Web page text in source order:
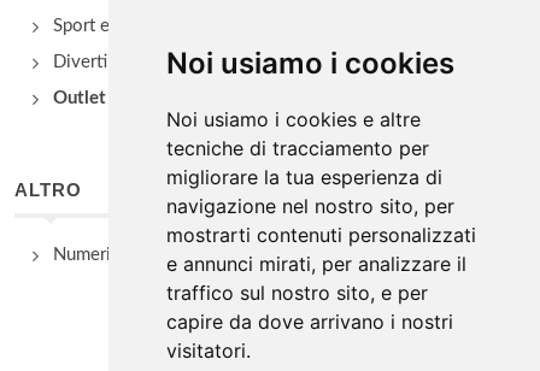
Noi usiamo i cookies
Noi usiamo i cookies e altre
tecniche di tracciamento per
migliorare la tua esperienza di
navigazione nel nostro sito, per
mostrarti contenuti personalizzati
e annunci mirati, per analizzare il
traffico sul nostro sito, e per
capire da dove arrivano i nostri
visitatori.
Sport e Benessere
Divertimento e Natura
Outlet e spacci aziendali
ALTRO
Numeri Utili